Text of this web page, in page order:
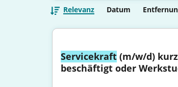
Relevanz Datum
Servicekraft (m/w/d)
beschäftigt oder